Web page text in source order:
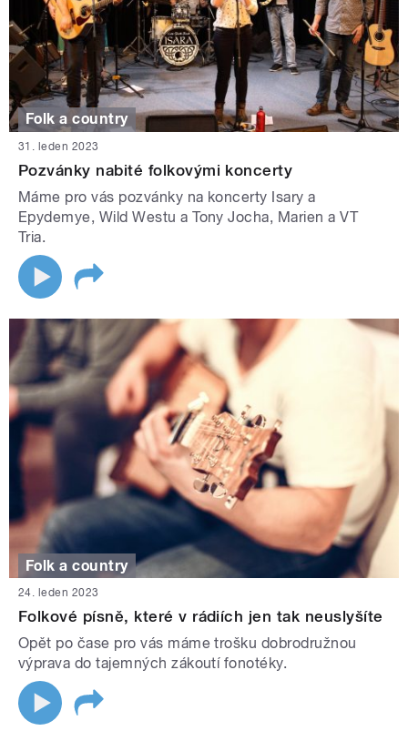
Folk a country
31. leden 2023
Pozvánky nabité folkovými koncerty
Máme pro vás pozvánky na koncerty Isary a
Epydemye, Wild Westu a Tony Jocha, Marien a VT
Tria.
Folk a country
24. leden 2023
Folkové písně, které v rádiích jen tak neuslyšíte
Opět po čase pro vás máme trošku dobrodružnou
výprava do tajemných zákoutí fonotéky.